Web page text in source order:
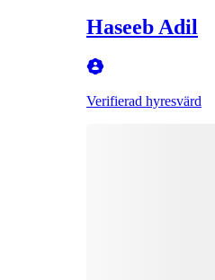
Haseeb Adil
Verifierad hyresvärd